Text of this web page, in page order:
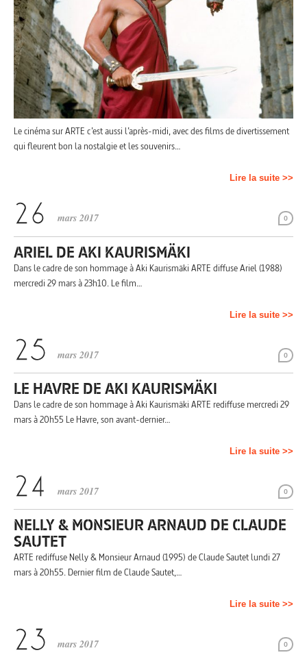
Le cinéma sur ARTE c’est aussi l’après-midi, avec des films de divertissement
qui fleurent bon la nostalgie et les souvenirs…
Lire la suite >>
0
mars 2017
ARIEL DE AKI KAURISMÄKI
Dans le cadre de son hommage à Aki Kaurismäki ARTE diffuse Ariel (1988)
mercredi 29 mars à 23h10. Le film…
Lire la suite >>
0
mars 2017
LE HAVRE DE AKI KAURISMÄKI
Dans le cadre de son hommage à Aki Kaurismäki ARTE rediffuse mercredi 29
mars à 20h55 Le Havre, son avant-dernier…
Lire la suite >>
0
mars 2017
NELLY & MONSIEUR ARNAUD DE CLAUDE
SAUTET
ARTE rediffuse Nelly & Monsieur Arnaud (1995) de Claude Sautet lundi 27
mars à 20h55. Dernier film de Claude Sautet,…
Lire la suite >>
0
mars 2017